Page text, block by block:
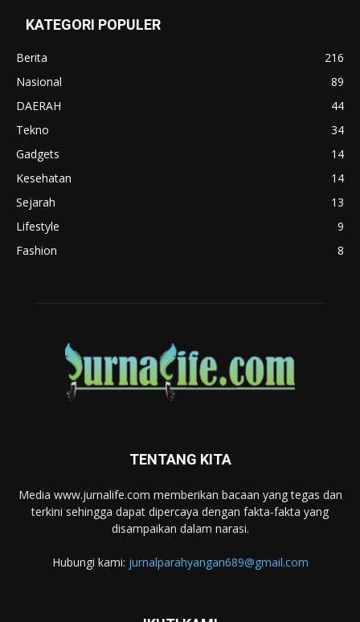
KATEGORI POPULER
Berita
216
Nasional
89
DAERAH
44
Tekno
34
Gadgets
14
Kesehatan
14
Sejarah
13
Lifestyle
9
Fashion
8
TENTANG KITA
Media www.jurnalife.com memberikan bacaan yang tegas dan
terkini sehingga dapat dipercaya dengan fakta-fakta yang
disampaikan dalam narasi.
Hubungi kami: jurnalparahyangan689@gmail.com